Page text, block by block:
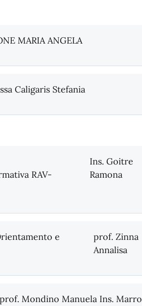
MARIA ANGELA
Caligaris Stefania
RAV-
Ins. Goitre
Ramona
e
prof. Zinna
Annalisa
prof. Mondino Manuela Ins. Marro